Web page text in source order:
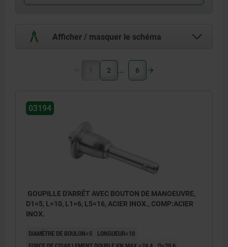
Afficher / masquer le schéma
1 2 6
03194
GOUPILLE D'ARRÊT AVEC BOUTON DE MANOEUVRE,
D1=5, L=10, L1=6, L5=16, ACIER INOX., COMP:ACIER
INOX.
DIAMÈTRE DE BOULON=5
LONGUEUR=10